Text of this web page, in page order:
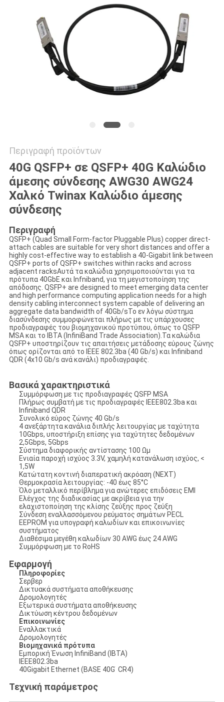
ΑΠΟΡΡΉΤΟΥ
Περιγραφή προϊόντων
40G QSFP+ σε QSFP+ 40G Καλώδιο
άμεσης σύνδεσης AWG30 AWG24
Χαλκό Twinax Καλώδιο άμεσης
σύνδεσης
Περιγραφή
QSFP+ (Quad Small Form-factor Pluggable Plus) copper direct-
attach cables are suitable for very short distances and offer a
highly cost-effective way to establish a 40-Gigabit link between
QSFP+ ports of QSFP+ switches within racks and across
adjacent racksΑυτά τα καλώδια χρησιμοποιούνται για τα
πρότυπα 40GbE και Infniband, για τη μεγιστοποίηση της
απόδοσης. QSFP+ are designed to meet emerging data center
and high performance computing application needs for a high
density cabling interconnect system capable of delivering an
aggregate data bandwidth of 40Gb/sΤο εν λόγω σύστημα
διασύνδεσης συμμορφώνεται πλήρως με τις υπάρχουσες
προδιαγραφές του βιομηχανικού προτύπου, όπως το QSFP
MSA και το IBTA (InfiniBand Trade Association).Τα καλώδια
QSFP+ υποστηρίζουν τις απαιτήσεις μετάδοσης εύρους ζώνης
όπως ορίζονται από το IEEE 802.3ba (40 Gb/s) και Infiniband
QDR (4x10 Gb/s ανά κανάλι) προδιαγραφές.
Βασικά χαρακτηριστικά
Συμμόρφωση με τις προδιαγραφές QSFP MSA
Πλήρως συμβατή με τις προδιαγραφές IEEE802.3ba και
Infiniband QDR
Συνολικό εύρος ζώνης 40 Gb/s
4 ανεξάρτητα κανάλια διπλής λειτουργίας με ταχύτητα
10Gbps, υποστήριξη επίσης για ταχύτητες δεδομένων
2,5Gbps, 5Gbps
Σύστημα διαφορικής αντίστασης 100 Ωμ
Ενιαία παροχή ισχύος 3.3V, χαμηλή κατανάλωση ισχύος, <
1,5W
Κατώτατη κοντινή διαπερατική ακρόαση (NEXT)
Θερμοκρασία λειτουργίας: -40 έως 85°C
Όλο μεταλλικό περίβλημα για ανώτερες επιδόσεις EMI
Ελέγχος της διαδικασίας με ακρίβεια για την
ελαχιστοποίηση της κλίσης ζεύξης προς ζεύξη
Σύνδεση εναλλασσόμενου ρεύματος σημάτων PECL
EEPROM για υπογραφή καλωδίων και επικοινωνίες
συστήματος
Διαθέσιμα μεγέθη καλωδίων 30 AWG έως 24 AWG
Συμμόρφωση με το RoHS
Εφαρμογή
Πληροφορίες
Σερβερ
Δικτυακά συστήματα αποθήκευσης
Δρομολογητές
Εξωτερικά συστήματα αποθήκευσης
Δικτύωση κέντρου δεδομένων
Επικοινωνίες
Εναλλακτικά
Δρομολογητές
Βιομηχανικά πρότυπα
Εμπορική Ένωση InfiniBand (IBTA)
IEEE802.3ba
40Gigabit Ethernet (BASE 40G ̇ CR4)
Τεχνική παράμετρος